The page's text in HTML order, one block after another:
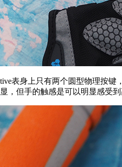
表身上只有两个圆型物理按键
，但手的触感是可以明显感受